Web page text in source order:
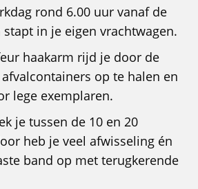
rond 6.00 uur vanaf de
in je eigen vrachtwagen.
haakarm rijd je door de
op te halen en
lege exemplaren.
je tussen de 10 en 20
heb je veel afwisseling én
band op met terugkerende